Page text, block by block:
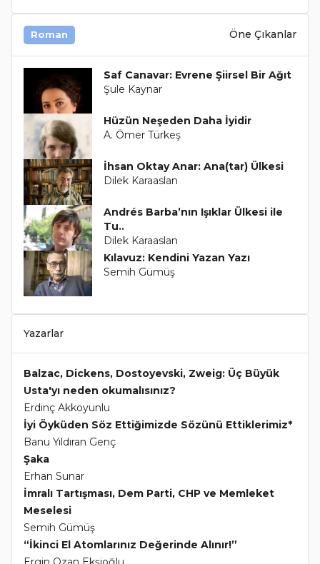
Roman Öne Çıkanlar
Saf Canavar: Evrene Şiirsel Bir Ağıt
Şule Kaynar
Hüzün Neşeden Daha İyidir
A. Ömer Türkeş
İhsan Oktay Anar: Ana(tar) Ülkesi
Dilek Karaaslan
Andrés Barba’nın Işıklar Ülkesi ile
Tu..
Dilek Karaaslan
Kılavuz: Kendini Yazan Yazı
Semih Gümüş
Yazarlar
Balzac, Dickens, Dostoyevski, Zweig: Üç Büyük
Usta'yı neden okumalısınız?
Erdinç Akkoyunlu
İyi Öyküden Söz Ettiğimizde Sözünü Ettiklerimiz*
Banu Yıldıran Genç
Şaka
Erhan Sunar
İmralı Tartışması, Dem Parti, CHP ve Memleket
Meselesi
Semih Gümüş
“İkinci El Atomlarınız Değerinde Alınır!”